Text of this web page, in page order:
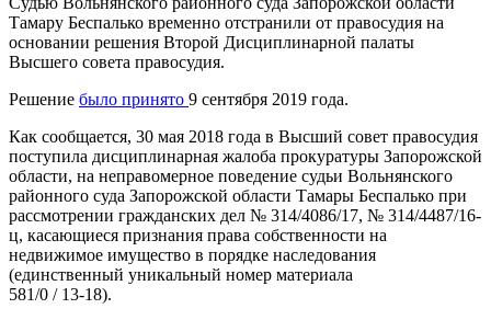
Тамару Беспалько временно отстранили от правосудия на
основании решения Второй Дисциплинарной палаты
Высшего совета правосудия.
Решение было принято 9 сентября 2019 года.
Как сообщается, 30 мая 2018 года в Высший совет правосудия
поступила дисциплинарная жалоба прокуратуры Запорожской
области, на неправомерное поведение судьи Вольнянского
районного суда Запорожской области Тамары Беспалько при
рассмотрении гражданских дел № 314/4086/17, № 314/4487/16-
ц, касающиеся признания права собственности на
недвижимое имущество в порядке наследования
(единственный уникальный номер материала
581/0 / 13-18).